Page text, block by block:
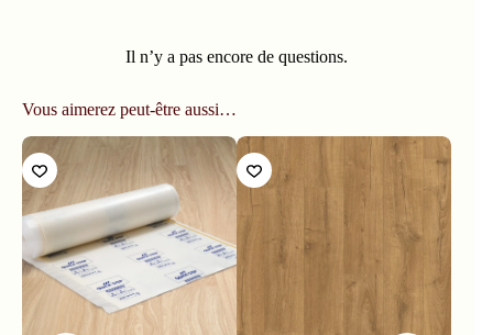
Il n’y a pas encore de questions.
Vous aimerez peut-être aussi…